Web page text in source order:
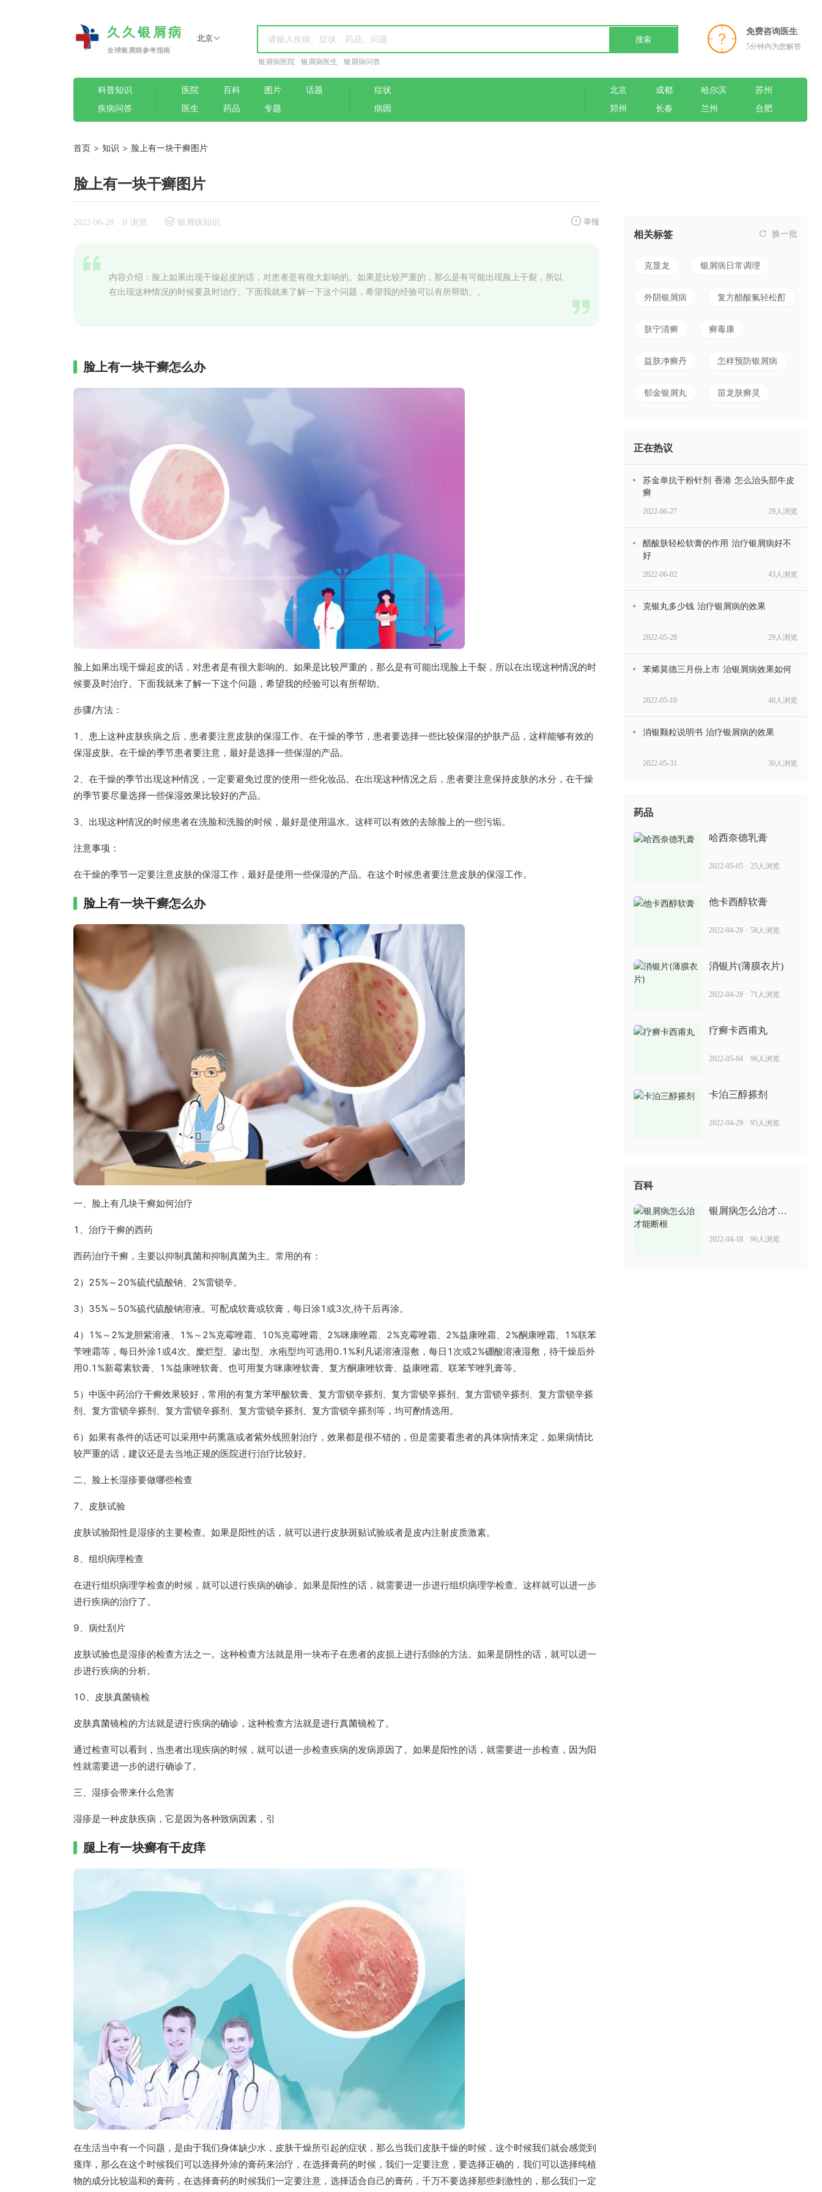
久久银屑病
全球银屑病参考指南
北京 搜索
银屑病医院 银屑病医生 银屑病问答
免费咨询医生
5分钟内为您解答
科普知识
疾病问答
医院
医生
百科
药品
图片
专题
话题
症状
病因
北京
郑州
成都
长春
哈尔滨
兰州
苏州
合肥
首页 > 知识 > 脸上有一块干癣图片
脸上有一块干癣图片
2022-06-28 · 0 浏览 银屑病知识 举报
内容介绍： 脸上如果出现干燥起皮的话，对患者是有很大影响的。如果是比较严重的，那么是有可能出现脸上干裂，所以
在出现这种情况的时候要及时治疗。下面我就来了解一下这个问题，希望我的经验可以有所帮助。。
脸上有一块干癣怎么办
脸上如果出现干燥起皮的话，对患者是有很大影响的。如果是比较严重的，那么是有可能出现脸上干裂，所以在出现这种情况的时
候要及时治疗。下面我就来了解一下这个问题，希望我的经验可以有所帮助。
步骤/方法：
1、患上这种皮肤疾病之后，患者要注意皮肤的保湿工作。在干燥的季节，患者要选择一些比较保湿的护肤产品，这样能够有效的
保湿皮肤。在干燥的季节患者要注意，最好是选择一些保湿的产品。
2、在干燥的季节出现这种情况，一定要避免过度的使用一些化妆品。在出现这种情况之后，患者要注意保持皮肤的水分，在干燥
的季节要尽量选择一些保湿效果比较好的产品。
3、出现这种情况的时候患者在洗脸和洗脸的时候，最好是使用温水。这样可以有效的去除脸上的一些污垢。
注意事项：
在干燥的季节一定要注意皮肤的保湿工作，最好是使用一些保湿的产品。在这个时候患者要注意皮肤的保湿工作。
脸上有一块干癣怎么办
一、脸上有几块干癣如何治疗
1、治疗干癣的西药
西药治疗干癣，主要以抑制真菌和抑制真菌为主。常用的有：
2）25%～20%硫代硫酸钠、2%雷锁辛。
3）35%～50%硫代硫酸钠溶液。可配成软膏或软膏，每日涂1或3次,待干后再涂。
4）1%～2%龙胆紫溶液、1%～2%克霉唑霜、10%克霉唑霜、2%咪康唑霜、2%克霉唑霜、2%益康唑霜、2%酮康唑霜、1%联苯
苄唑霜等，每日外涂1或4次。糜烂型、渗出型、水疱型均可选用0.1%利凡诺溶液湿敷，每日1次或2%硼酸溶液湿敷，待干燥后外
用0.1%新霉素软膏、1%益康唑软膏。也可用复方咪康唑软膏、复方酮康唑软膏、益康唑霜、联苯苄唑乳膏等。
5）中医中药治疗干癣效果较好，常用的有复方苯甲酸软膏、复方雷锁辛搽剂、复方雷锁辛搽剂、复方雷锁辛搽剂、复方雷锁辛搽
剂、复方雷锁辛搽剂、复方雷锁辛搽剂、复方雷锁辛搽剂、复方雷锁辛搽剂等，均可酌情选用。
6）如果有条件的话还可以采用中药熏蒸或者紫外线照射治疗，效果都是很不错的，但是需要看患者的具体病情来定，如果病情比
较严重的话，建议还是去当地正规的医院进行治疗比较好。
二、脸上长湿疹要做哪些检查
7、皮肤试验
皮肤试验阳性是湿疹的主要检查。如果是阳性的话，就可以进行皮肤斑贴试验或者是皮内注射皮质激素。
8、组织病理检查
在进行组织病理学检查的时候，就可以进行疾病的确诊。如果是阳性的话，就需要进一步进行组织病理学检查。这样就可以进一步
进行疾病的治疗了。
9、病灶刮片
皮肤试验也是湿疹的检查方法之一。这种检查方法就是用一块布子在患者的皮损上进行刮除的方法。如果是阴性的话，就可以进一
步进行疾病的分析。
10、皮肤真菌镜检
皮肤真菌镜检的方法就是进行疾病的确诊，这种检查方法就是进行真菌镜检了。
通过检查可以看到，当患者出现疾病的时候，就可以进一步检查疾病的发病原因了。如果是阳性的话，就需要进一步检查，因为阳
性就需要进一步的进行确诊了。
三、湿疹会带来什么危害
湿疹是一种皮肤疾病，它是因为各种致病因素，引
腿上有一块癣有干皮痒
在生活当中有一个问题，是由于我们身体缺少水，皮肤干燥所引起的症状，那么当我们皮肤干燥的时候，这个时候我们就会感觉到
瘙痒，那么在这个时候我们可以选择外涂的膏药来治疗，在选择膏药的时候，我们一定要注意，要选择正确的，我们可以选择纯植
物的成分比较温和的膏药，在选择膏药的时候我们一定要注意，选择适合自己的膏药，千万不要选择那些刺激性的，那么我们一定
相关标签 换一批
克显龙 银屑病日常调理
外阴银屑病 复方醋酸氟轻松酊
肤宁清癣 癣毒康
益肤净癣丹 怎样预防银屑病
郁金银屑丸 苗龙肤癣灵
正在热议
苏金单抗干粉针剂 香港 怎么治头部牛皮
癣
2022-06-27 29人浏览
醋酸肤轻松软膏的作用 治疗银屑病好不
好
2022-06-02 43人浏览
克银丸多少钱 治疗银屑病的效果
2022-05-28 29人浏览
苯烯莫德三月份上市 治银屑病效果如何
2022-05-10 48人浏览
消银颗粒说明书 治疗银屑病的效果
2022-05-31 30人浏览
吃方希阿维a胶囊嘴烂 治疗牛皮癣的效果
药品
哈西奈德乳膏
2022-05-05 · 25人浏览
他卡西醇软膏
2022-04-28 · 58人浏览
消银片(薄膜衣片)
2022-04-28 · 71人浏览
疗癣卡西甫丸
2022-05-04 · 96人浏览
卡泊三醇搽剂
2022-04-29 · 95人浏览
百科
银屑病怎么治才能
2022-04-18 · 96人浏览